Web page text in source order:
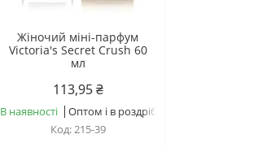
Жіночий міні-парфум
Victoria's Secret Crush 60
мл
113,95 ₴
В наявності
Оптом і в роздріб
215-39